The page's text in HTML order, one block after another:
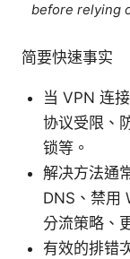
before relying
简要快速事实
当 VPN 连
协议受限、
锁等。
解决方法通
DNS、禁用
分流策略、
有效的排错